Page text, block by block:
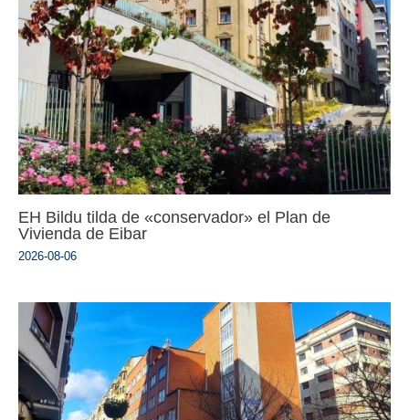
EH Bildu tilda de «conservador» el Plan de
Vivienda de Eibar
2026-08-06